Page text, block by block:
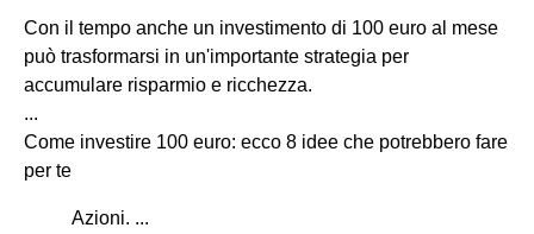
Con il tempo anche un investimento di 100 euro al mese
può trasformarsi in un'importante strategia per
accumulare risparmio e ricchezza.
...
Come investire 100 euro: ecco 8 idee che potrebbero fare
per te
Azioni. ...